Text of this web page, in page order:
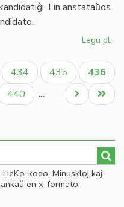
Lin anstataŭos
Legu pli
de
la
Paĝo
434 Paĝo
435
Aktuala
paĝo
436
Paĝo
440 …
Last
page
Next
page
kodo. Minuskloj kaj
en x-formato.